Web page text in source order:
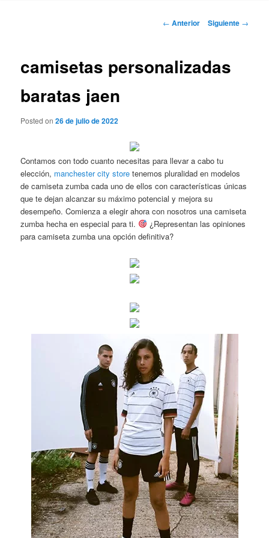
Navegación
← Anterior Siguiente →
camisetas personalizadas
baratas jaen
Posted on26 de julio de 2022
Contamos con todo cuanto necesitas para llevar a cabo tu
elección, manchester city store tenemos pluralidad en modelos
de camiseta zumba cada uno de ellos con características únicas
que te dejan alcanzar su máximo potencial y mejora su
desempeño. Comienza a elegir ahora con nosotros una camiseta
zumba hecha en especial para ti.
¿Representan las opiniones
para camiseta zumba una opción definitiva?